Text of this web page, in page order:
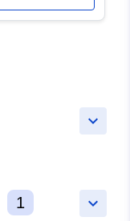
keyboard_arrow_down
keyboard_arrow_down
1